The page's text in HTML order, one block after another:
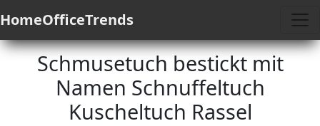
HomeOfficeTrends
Schmusetuch bestickt mit
Namen Schnuffeltuch
Kuscheltuch Rassel